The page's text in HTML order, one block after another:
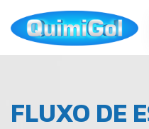
FLUXO DE